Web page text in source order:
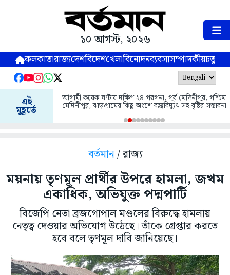
১০ আগস্ট, ২০২৬
কলকাতারাজ্যদেশবিদেশখেলাবিনোদনব্যবসাসম্পাদকীয়
এই
মুহূর্তে
আগামী কয়েক ঘণ্টায় দক্ষিণ ২৪ পরগনা, পূর্ব মেদিনীপুর, পশ্চিম
মেদিনীপুর, ঝাড়গ্রামের কিছু অংশে বজ্রবিদ্যুৎ সহ বৃষ্টির সম্ভাবনা
বর্তমান/ রাজ্য
ময়নায় তৃণমূল প্রার্থীর উপরে হামলা, জখম
একাধিক, অভিযুক্ত পদ্মপার্টি
বিজেপি নেতা ব্রজগোপাল মণ্ডলের বিরুদ্ধে হামলায়
নেতৃত্ব দেওয়ার অভিযোগ উঠেছে। তাঁকে গ্রেপ্তার করতে
হবে বলে তৃণমূল দাবি জানিয়েছে।